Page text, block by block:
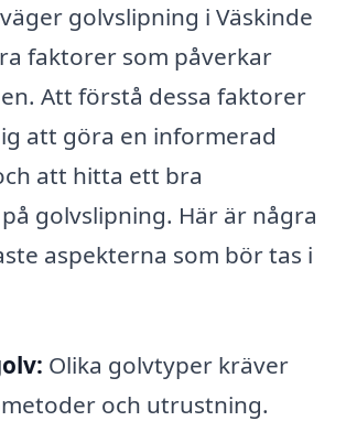
golvslipning i Väskinde
faktorer som påverkar
Att förstå dessa faktorer
att göra en informerad
att hitta ett bra
golvslipning. Här är några
aspekterna som bör tas i
Olika golvtyper kräver
och utrustning.